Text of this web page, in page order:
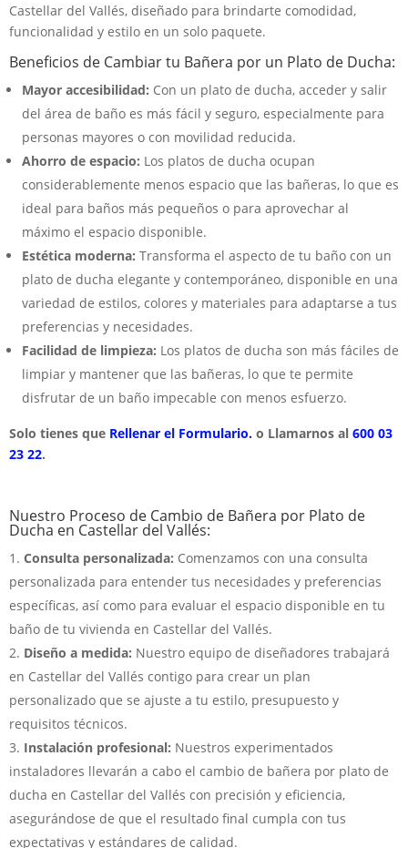
Castellar del Vallés, diseñado para brindarte comodidad,
funcionalidad y estilo en un solo paquete.
Beneficios de Cambiar tu Bañera por un Plato de Ducha:
Mayor accesibilidad: Con un plato de ducha, acceder y salir
del área de baño es más fácil y seguro, especialmente para
personas mayores o con movilidad reducida.
Ahorro de espacio: Los platos de ducha ocupan
considerablemente menos espacio que las bañeras, lo que es
ideal para baños más pequeños o para aprovechar al
máximo el espacio disponible.
Estética moderna: Transforma el aspecto de tu baño con un
plato de ducha elegante y contemporáneo, disponible en una
variedad de estilos, colores y materiales para adaptarse a tus
preferencias y necesidades.
Facilidad de limpieza: Los platos de ducha son más fáciles de
limpiar y mantener que las bañeras, lo que te permite
disfrutar de un baño impecable con menos esfuerzo.
Solo tienes que Rellenar el Formulario. o Llamarnos al 600 03
23 22.
Nuestro Proceso de Cambio de Bañera por Plato de
Ducha en Castellar del Vallés:
Consulta personalizada: Comenzamos con una consulta
personalizada para entender tus necesidades y preferencias
específicas, así como para evaluar el espacio disponible en tu
baño de tu vivienda en Castellar del Vallés.
Diseño a medida: Nuestro equipo de diseñadores trabajará
en Castellar del Vallés contigo para crear un plan
personalizado que se ajuste a tu estilo, presupuesto y
requisitos técnicos.
Instalación profesional: Nuestros experimentados
instaladores llevarán a cabo el cambio de bañera por plato de
ducha en Castellar del Vallés con precisión y eficiencia,
asegurándose de que el resultado final cumpla con tus
expectativas y estándares de calidad.